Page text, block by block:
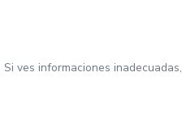
ves informaciones inadecuadas,